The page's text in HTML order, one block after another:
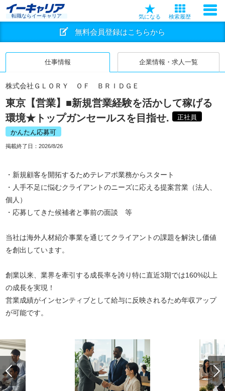
転職ならイーキャリア 気になる 検索履歴
無料会員登録はこちらから
仕事情報 企業情報・求人一覧
株式会社ＧＬＯＲＹ ＯＦ ＢＲＩＤＧＥ
東京【営業】■新規営業経験を活かして稼げる
環境★トップガンセールスを目指せ.
正社員
かんたん応募可
掲載終了日： 2026/8/26
・新規顧客を開拓するためテレアポ業務からスタート
・人手不足に悩むクライアントのニーズに応える提案営業（法人、
個人）
・応募してきた候補者と事前の面談 等
当社は海外人材紹介事業を通じてクライアントの課題を解決し価値
を創出しています。
創業以来、業界を牽引する成長率を誇り特に直近3期では160%以上
の成長を実現！
営業成績がインセンティブとして給与に反映されるため年収アップ
が可能です。